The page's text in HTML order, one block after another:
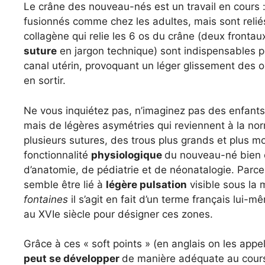
Le crâne des nouveau-nés est un travail en
fusionnés comme chez les adultes, mais sont
collagène qui relie les 6 os du crâne (deux
suture en jargon technique) sont indispensables
canal utérin, provoquant un léger glissement des
en sortir.
Ne vous inquiétez pas, n’imaginez pas des
mais de légères asymétries qui reviennent à la
plusieurs sutures, des trous plus grands et plus
fonctionnalité physiologique du nouveau-né
d’anatomie, de pédiatrie et de néonatalogie.
semble être lié à légère pulsation visible sous la
fontaines il s’agit en fait d’un terme français lui-
au XVIe siècle pour désigner ces zones.
Grâce à ces « soft points » (en anglais on les
peut se développer de manière adéquate au